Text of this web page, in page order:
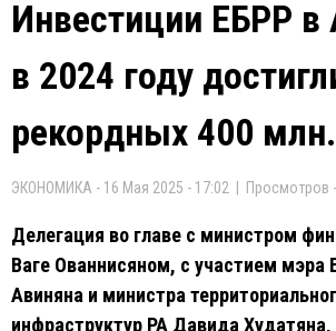
Инвестиции ЕБРР
в 2024 году
рекордных 400
ЭКОНОМИКА - 16 Мая 2025 - 17:02 | Просмотров
Делегация во главе с министром
Ваге Ованнисяном, с участием мэра
Авиняна и министра
инфраструктур РА Давида